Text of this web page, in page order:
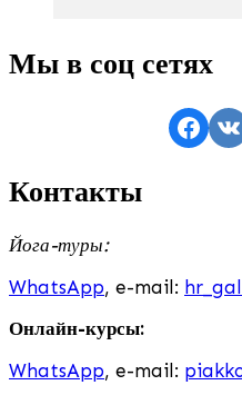
Мы в соц сетях
Контакты
Йога-туры:
WhatsApp, e-mail:
Онлайн-курсы:
WhatsApp, e-mail: